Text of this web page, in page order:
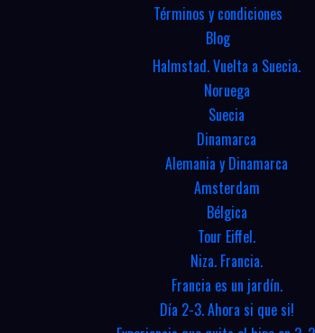
Términos y condiciones
Blog
Halmstad. Vuelta a Suecia.
Noruega
Suecia
Dinamarca
Alemania y Dinamarca
Amsterdam
Bélgica
Tour Eiffel.
Niza. Francia.
Francia es un jardín.
Día 2-3. Ahora si que si!